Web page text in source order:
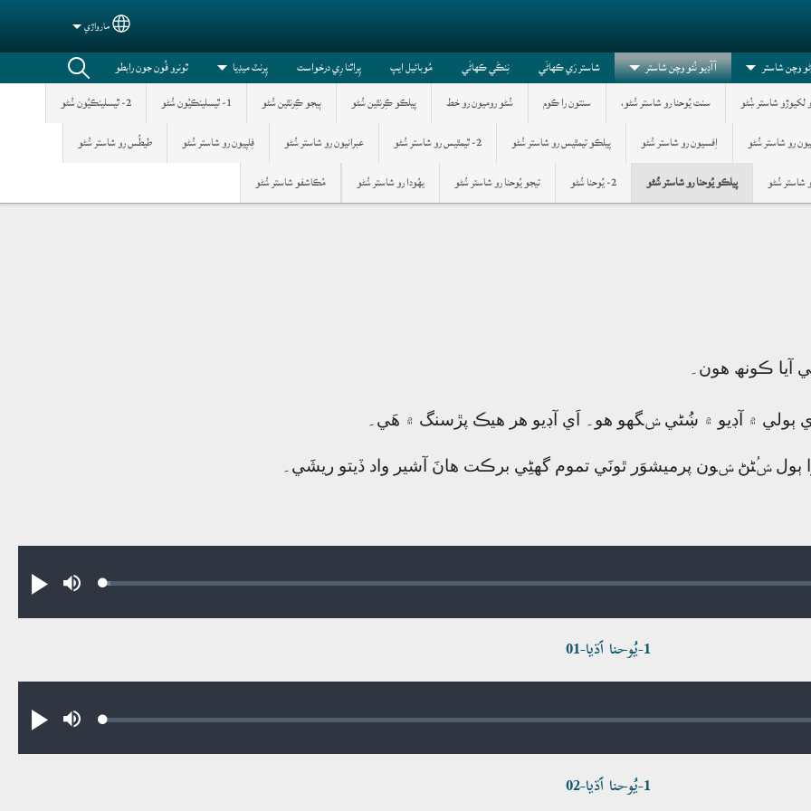
Select your language
مارواڙي
وچن شاستر
آآڊيو نُئو وچن شاستر
لکيوڙو شاستر ښُڻو سنت يُوحنا رو شاستر ݾُڻو، سنتون را ڪوم ݾُڻو روميون رو خط پيلڪو ڪِرنٿين ݾُڻو ٻيجو ڪِرنٿين ݾُڻو 1- ٿيسلينڪيُون ݾُڻو
2- ٿيسلينڪيُون ݾُڻو
رو شاستر ݾُڻو اِفسيون رو شاستر ݾُڻو پيلڪو تيمٿيس رو شاستر ݾُڻو 2- ٿيمٿيس رو شاستر ݾُڻو عبرانيون رو شاستر ݾُڻو فِلپيون رو شاستر ݾُڻو
طيطُس رو شاستر ݾُڻو
شاستر ݾُڻو پيلڪو يُوحنا رو شاستر ݾُڻو 2- يُوحنا ݾُڻو تيجو يُوحنا رو شاستر ݾُڻو يھُودا رو شاستر ݾُڻو مُڪاشفو شاستر ݾُڻو
شاستر رَي ڪھاڻَي نِنڪَي ڪھاڻَي مُوبائيل ايپ پِراٿنا رِي درخواست پِرنٽ ميڊيا ٿونرو فُون جون رابطو
آيا ڪونھ ھون۔
ٻولي ۾ آڊيو ۾ ښُڻي ݾگھو ھو۔ اَي آڊيو ھر ھيڪ پڙسنگ ۾ ھَي۔
ݾُڻڻ ݾون پرميشوَر ٿونَي تموم گھڻِي برڪت ھانَ آشير واد ڏيتو ريشَي۔
Play MuteLoaded:
1-يُوحنا اَڌيا-01
Play MuteLoaded:
1-يُوحنا اَڌيا-02